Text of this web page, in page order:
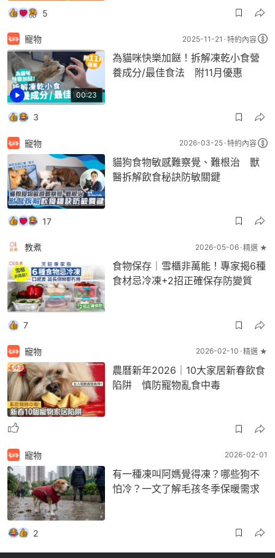
5
00:23
寵物 2025-11-21 特約內容
為貓咪快樂加餸！拆解凍乾小食營
養成分/最佳食法 附11月優惠
3
寵物 2026-03-25 特約內容
貓狗食物敏感難察覺、難根治 獸
醫拆解飲食秘訣防敏關鍵
17
教煮 2026-05-06 精選 ★
食物保存｜雪櫃非萬能！專家揭6種
食材忌冷凍+2招正確保存防變質
7
寵物 2026-02-10 精選 ★
農曆新年2026｜10大家居新春飲食
陷阱 慎防寵物亂食中毒
寵物 2026-02-01
有一種凍叫阿媽覺得凍？哪些狗不
怕冷？一文了解毛孩冬季保暖需求
2